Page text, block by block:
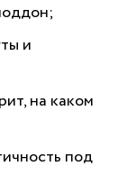
и
на каком
под